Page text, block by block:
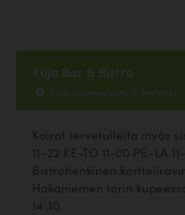
Kuja Bar & Bistro
Hakaniemenkatu 7, Helsinki
Koirat tervetulleita myös
11–22 KE-TO 11-00 PE–LA
Bistrohenkinen
Hakaniemen torin
14:30.